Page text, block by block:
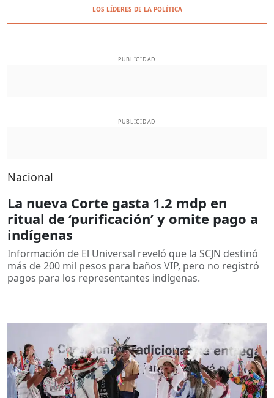
LOS LÍDERES DE LA POLÍTICA
PUBLICIDAD
PUBLICIDAD
Nacional
La nueva Corte gasta 1.2 mdp en
ritual de ‘purificación’ y omite pago a
indígenas
Información de El Universal reveló que la SCJN destinó
más de 200 mil pesos para baños VIP, pero no registró
pagos para los representantes indígenas.